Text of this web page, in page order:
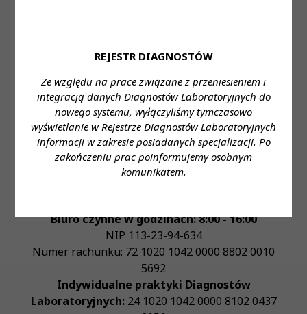
REJESTR DIAGNOSTÓW
Ze względu na prace związane z przeniesieniem i
integracją danych Diagnostów Laboratoryjnych do
nowego systemu, wyłączyliśmy tymczasowo
wyświetlanie w Rejestrze Diagnostów Laboratoryjnych
informacji w zakresie posiadanych specjalizacji. Po
zakończeniu prac poinformujemy osobnym
komunikatem.
Krajowa Izba Diagnostów Laboratoryjnych
Adres:ul. Konopacka 4,03-428Warszawa
tel.:+48 22 741 21 55
fax:---
e-mail:biuro@kidl.org.pl
Adres elektronicznej skrzynki podawczej na
ePUAP:/KIDL/kancelaria
Biuro czynne w godzinach: 8:00 - 16:00
NIP 113-23-94-634
Numer rachunku: 72 1020 1042 0000 8802 0010
5692
Indywidualne praktyki Diagnostów
Laboratoryjnych:24 1020 1042 0000 8102 0437